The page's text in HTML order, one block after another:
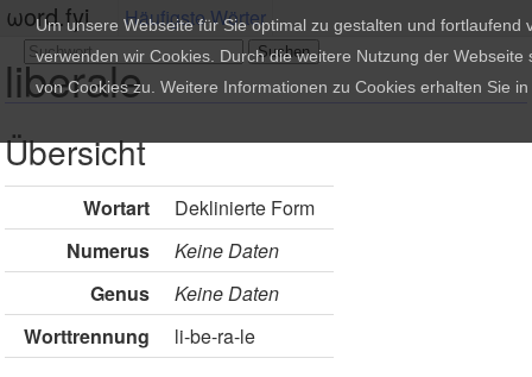
ωord.fyi Häufigste Wörter
liberale
Übersicht
Wortart
Deklinierte Form
Numerus
Keine Daten
Genus
Keine Daten
Worttrennung
li-be-ra-le
Um unsere Webseite für Sie optimal zu gestalten und fortlaufend
verwenden wir Cookies. Durch die weitere Nutzung der Webseite
von Cookies zu. Weitere Informationen zu Cookies erhalten Sie